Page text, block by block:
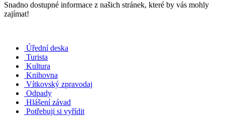
Snadno dostupné informace z našich stránek, které by vás mohly
zajímat!
Úřední deska
Turista
Kultura
Knihovna
Vítkovský zpravodaj
Odpady
Hlášení závad
Potřebuji si vyřídit